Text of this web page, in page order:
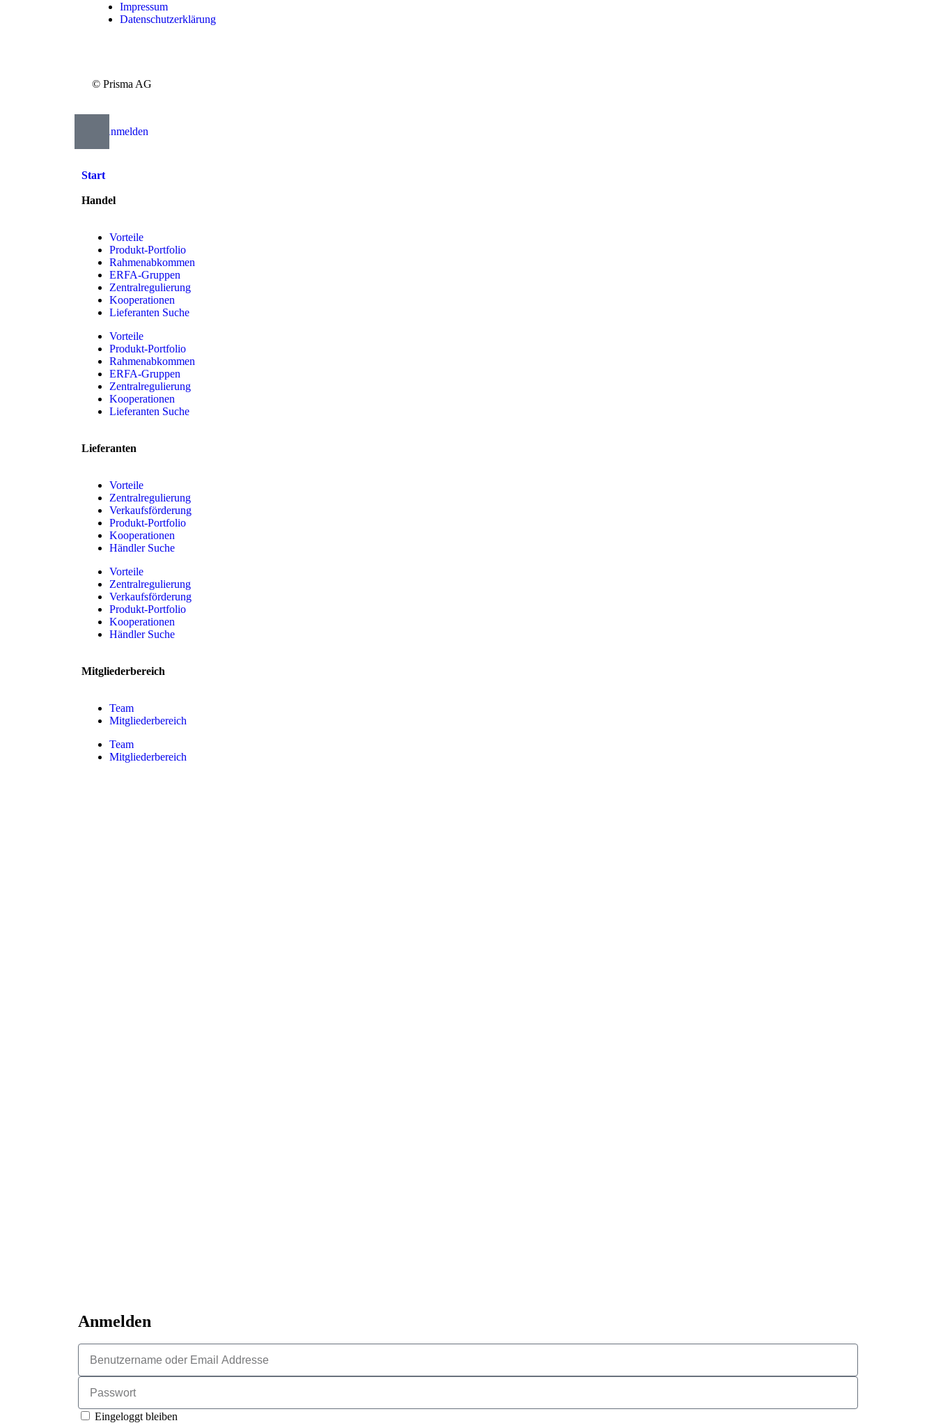
Impressum
Datenschutzerklärung
© Prisma AG
Anmelden
Start
Handel
Vorteile
Produkt-Portfolio
Rahmenabkommen
ERFA-Gruppen
Zentralregulierung
Kooperationen
Lieferanten Suche
Vorteile
Produkt-Portfolio
Rahmenabkommen
ERFA-Gruppen
Zentralregulierung
Kooperationen
Lieferanten Suche
Lieferanten
Vorteile
Zentralregulierung
Verkaufsförderung
Produkt-Portfolio
Kooperationen
Händler Suche
Vorteile
Zentralregulierung
Verkaufsförderung
Produkt-Portfolio
Kooperationen
Händler Suche
Mitgliederbereich
Team
Mitgliederbereich
Team
Mitgliederbereich
Anmelden
Eingeloggt bleiben